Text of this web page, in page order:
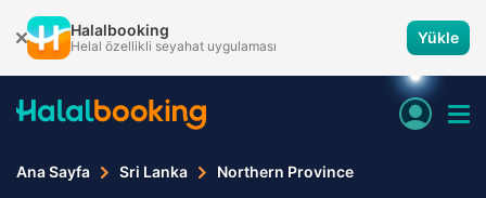
Halalbooking
Helal özellikli seyahat uygulaması Yükle
Ana Sayfa Sri Lanka Northern Province